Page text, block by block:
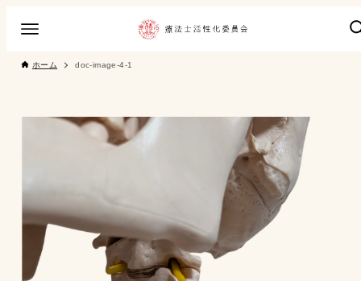
ホーム doc-image-4-1